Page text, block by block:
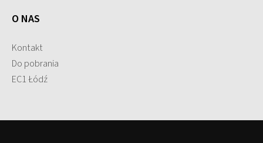
O NAS
Kontakt
Do pobrania
EC1 Łódź